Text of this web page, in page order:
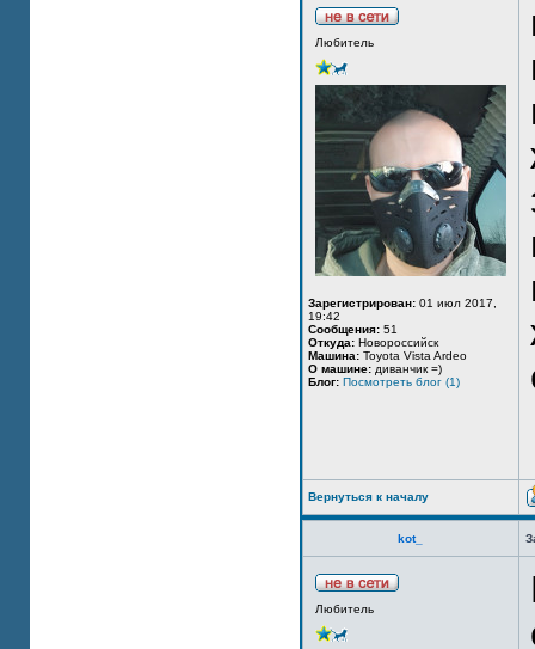
Любитель
Зарегистрирован: 01 июл 2017,
19:42
Сообщения: 51
Откуда: Новороссийск
Машина: Toyota Vista Ardeo
О машине: диванчик =)
Блог: Посмотреть блог (1)
Вернуться к началу
kot_
Любитель